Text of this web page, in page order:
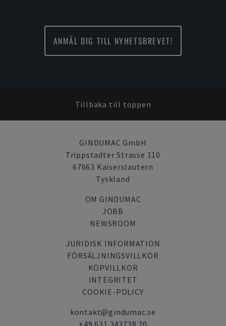
ANMÄL DIG TILL NYHETSBREVET!
Tillbaka till toppen
GINDUMAC GmbH
Trippstadter Strasse 110
67663 Kaiserslautern
Tyskland
OM GINDUMAC
JOBB
NEWSROOM
JURIDISK INFORMATION
FÖRSÄLJNINGSVILLKOR
KÖPVILLKOR
INTEGRITET
COOKIE-POLICY
kontakt@gindumac.se
+49 631 343738 20